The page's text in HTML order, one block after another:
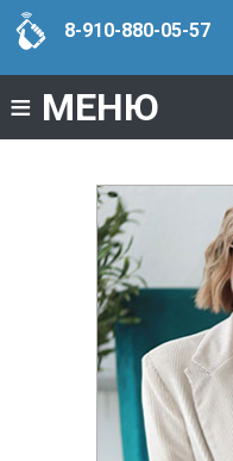
8-910-880-05-57
≡ МЕНЮ